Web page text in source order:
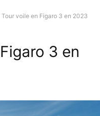
Tour voile en Figaro 3 en 2023
3 en